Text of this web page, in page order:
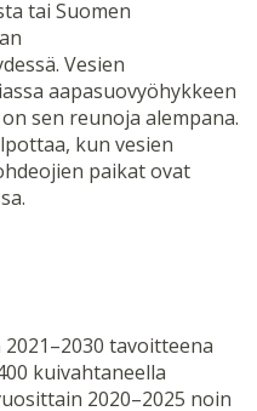
tai Suomen
Vesien
aapasuovyöhykkeen
sen reunoja alempana.
kun vesien
paikat ovat
tavoitteena
kuivahtaneella
2020–2025 noin